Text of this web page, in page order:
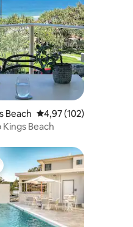
5, 100 recensies
Beach Gemiddelde
4,97 (102)
Beach